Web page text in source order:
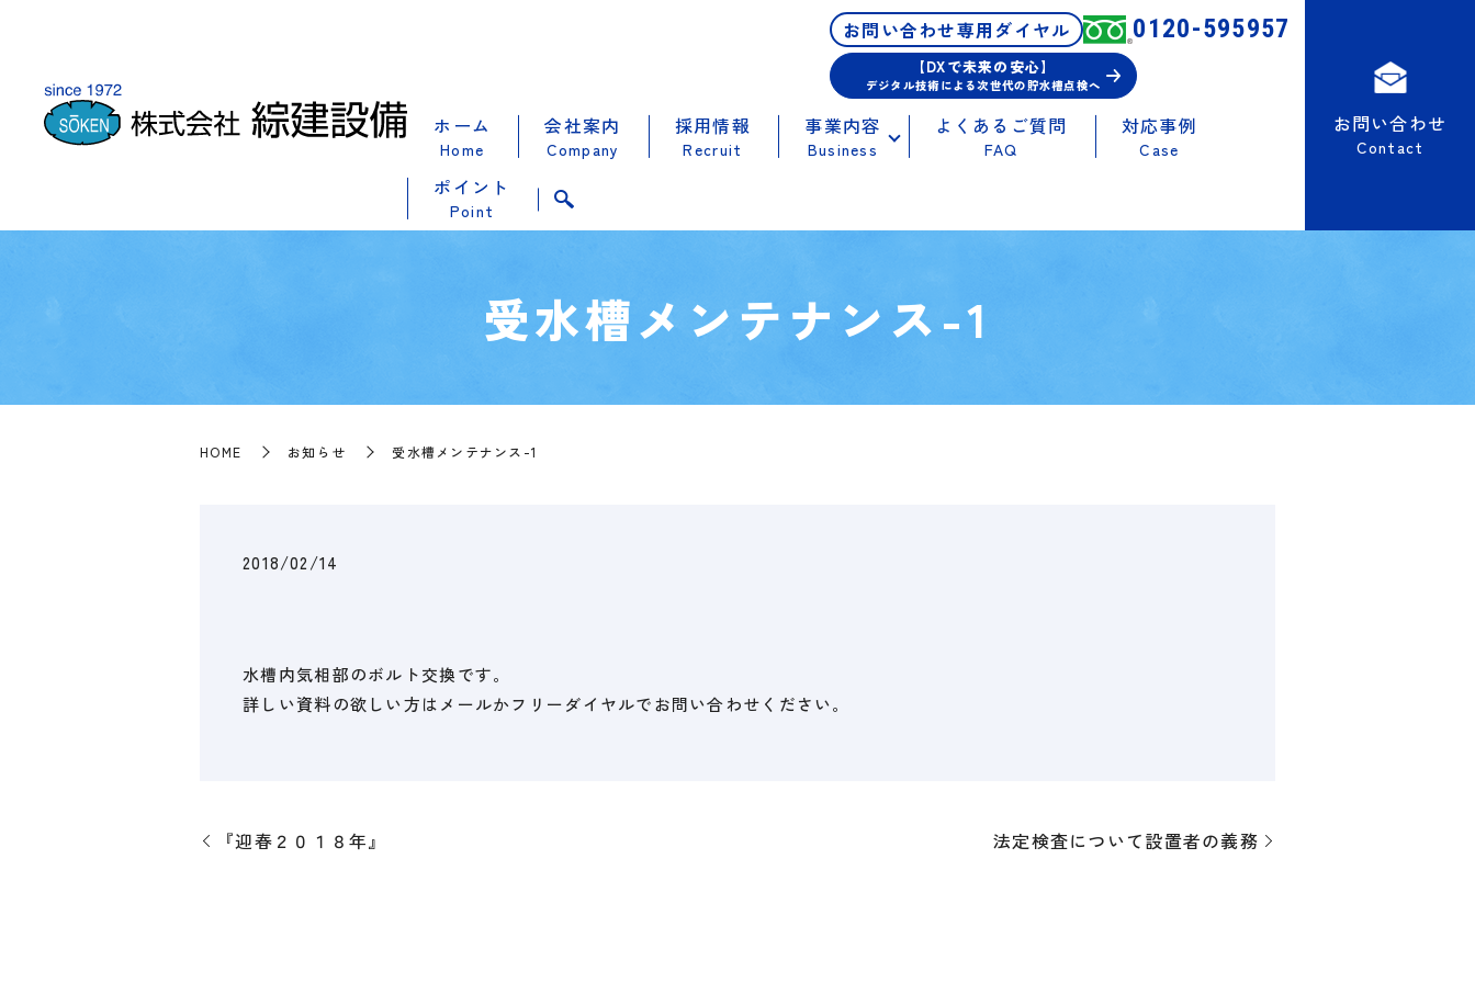
ホーム
Home
会社案内
Company
採用情報
Recruit
事業内容
Business
よくあるご質問
FAQ
対応事例
Case
ポイント
Point
お問い合わせ
Contact
お問い合わせ専用ダイヤル 0120-595957
【DXで未来の安心】
デジタル技術による次世代の貯水槽点検へ
受水槽メンテナンス-1
HOME お知らせ 受水槽メンテナンス-1
2018/02/14
水槽内気相部のボルト交換です。
詳しい資料の欲しい方はメールかフリーダイヤルでお問い合わせください。
『迎春２０１８年』 法定検査について設置者の義務